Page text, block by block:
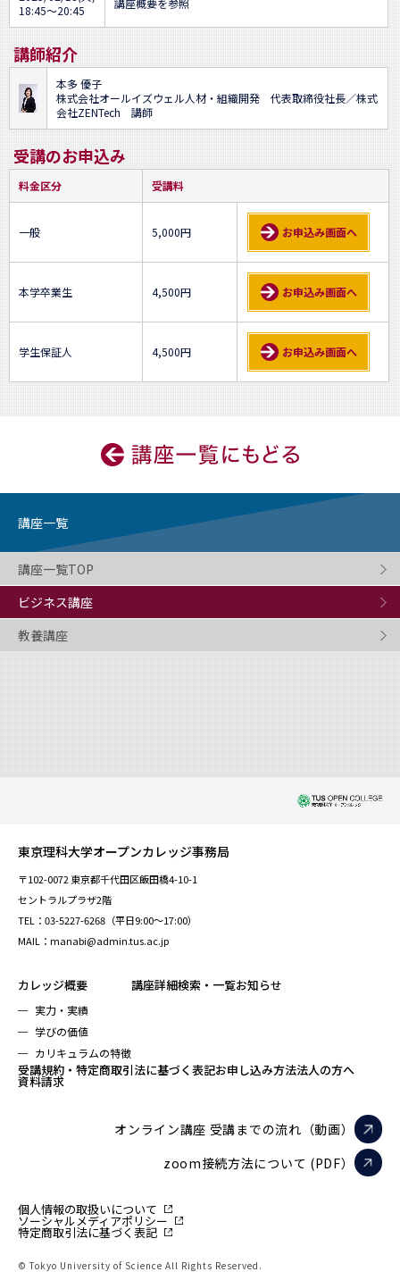
18:45～20:45
講座概要を参照
講師紹介
本多 優子
株式会社オールイズウェル人材・組織開発 代表取締役社長／株式
会社ZENTech 講師
受講のお申込み
料金区分 受講料
一般 5,000円 お申込み画面へ
本学卒業生 4,500円 お申込み画面へ
学生保証人 4,500円 お申込み画面へ
講座一覧
講座一覧TOP
ビジネス講座
教養講座
東京理科大学オープンカレッジ事務局
〒102-0072 東京都千代田区飯田橋4-10-1
セントラルプラザ2階
TEL：03-5227-6268（平日9:00～17:00）
MAIL：manabi@admin.tus.ac.jp
カレッジ概要
実力・実績
学びの価値
カリキュラムの特徴
講座詳細検索・一覧お知らせ
受講規約・特定商取引法に基づく表記お申し込み方法法人の方へ
資料請求
オンライン講座 受講までの流れ（動画）
zoom接続方法について (PDF）
個人情報の取扱いについて
ソーシャルメディアポリシー
特定商取引法に基づく表記
© Tokyo University of Science All Rights Reserved.